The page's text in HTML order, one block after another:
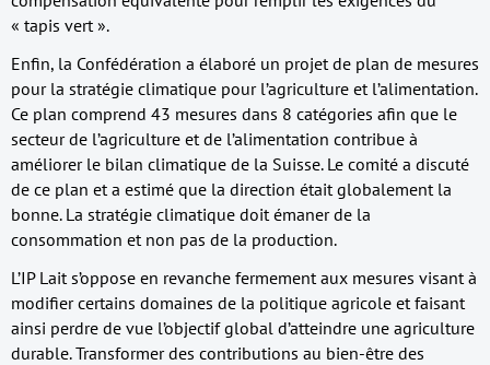
« tapis vert ».
Enfin, la Confédération a élaboré un projet de plan de mesures
pour la stratégie climatique pour l’agriculture et l’alimentation.
Ce plan comprend 43 mesures dans 8 catégories afin que le
secteur de l’agriculture et de l’alimentation contribue à
améliorer le bilan climatique de la Suisse. Le comité a discuté
de ce plan et a estimé que la direction était globalement la
bonne. La stratégie climatique doit émaner de la
consommation et non pas de la production.
L’IP Lait s’oppose en revanche fermement aux mesures visant à
modifier certains domaines de la politique agricole et faisant
ainsi perdre de vue l’objectif global d’atteindre une agriculture
durable. Transformer des contributions au bien-être des